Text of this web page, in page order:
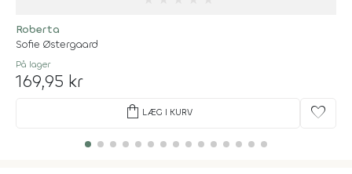
Roberta
Sofie Østergaard
På lager
169,95 kr
shopping_bag LÆG I KURV favorite